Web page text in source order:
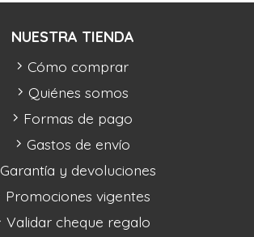
NUESTRA TIENDA
Cómo comprar
Quiénes somos
Formas de pago
Gastos de envío
Garantía y devoluciones
Promociones vigentes
Validar cheque regalo